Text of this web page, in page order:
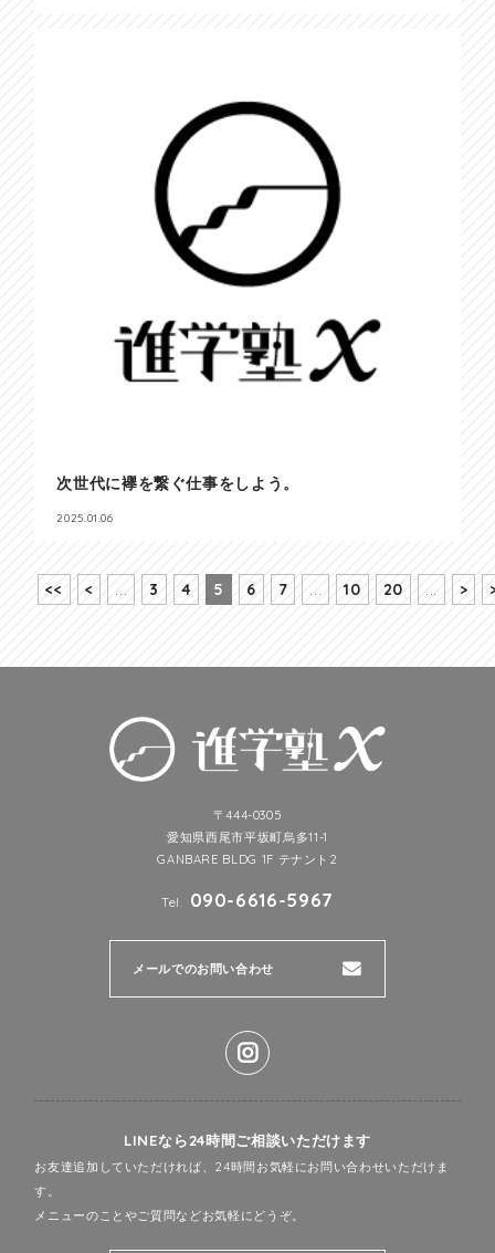
次世代に襷を繋ぐ仕事をしよう。
2025.01.06
<< < ... 3 4 5 6 7 ... 10 20 ... >
〒444-0305
愛知県西尾市平坂町烏多11-1
GANBARE BLDG 1F テナント2
Tel. 090-6616-5967
メールでのお問い合わせ
LINEなら24時間ご相談いただけます
お友達追加していただければ、24時間お気軽にお問い合わせいただけま
す。
メニューのことやご質問などお気軽にどうぞ。